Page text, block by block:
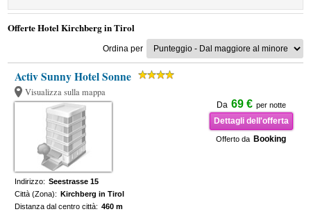
Offerte Hotel Kirchberg in Tirol
Ordina per
Activ Sunny Hotel Sonne
Visualizza sulla mappa
Da 69 € per notte
Dettagli dell'offerta
Offerto da Booking
Indirizzo: Seestrasse 15
Città (Zona): Kirchberg in Tirol
Distanza dal centro città: 460 m